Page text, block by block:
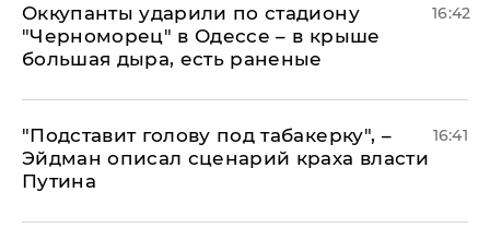
Оккупанты ударили по стадиону
"Черноморец" в Одессе – в крыше
большая дыра, есть раненые
16:42
​"Подставит голову под табакерку", –
Эйдман описал сценарий краха власти
Путина
16:41